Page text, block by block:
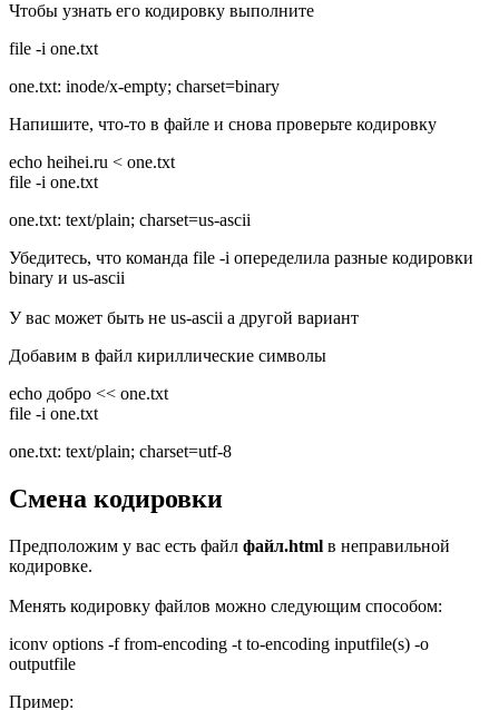
Чтобы узнать его кодировку выполните
file -i one.txt
one.txt: inode/x-empty; charset=binary
Напишите, что-то в файле и снова проверьте кодировку
echo heihei.ru < one.txt
file -i one.txt
one.txt: text/plain; charset=us-ascii
Убедитесь, что команда file -i опеределила разные кодировки
binary и us-ascii
У вас может быть не us-ascii а другой вариант
Добавим в файл кириллические символы
echo добро << one.txt
file -i one.txt
one.txt: text/plain; charset=utf-8
Смена кодировки
Предположим у вас есть файл файл.html в неправильной
кодировке.
Менять кодировку файлов можно следующим способом:
iconv options -ffrom-encoding -t to-encoding inputfile(s) -o
outputfile
Пример: